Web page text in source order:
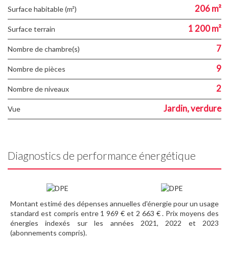
Surface habitable (m²) 206 m²
surface terrain 1 200 m²
Nombre de chambre(s) 7
Nombre de pièces 9
Nombre de niveaux 2
Vue Jardin, verdure
Diagnostics de performance énergétique
Montant estimé des dépenses annuelles d'énergie pour un usage
standard est compris entre 1 969 € et 2 663 € . Prix moyens des
énergies indexés sur les années 2021, 2022 et 2023
(abonnements compris).